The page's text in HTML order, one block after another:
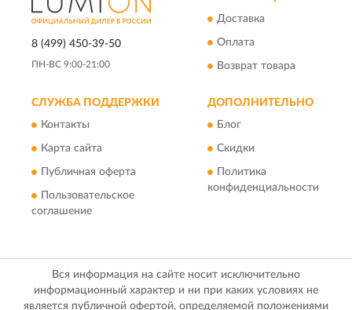
8 (499) 450-39-50
ПН-ВС 9:00-21:00
Доставка
Оплата
Возврат товара
СЛУЖБА ПОДДЕРЖКИ
Контакты
Карта сайта
Публичная оферта
Пользовательское
соглашение
ДОПОЛНИТЕЛЬНО
Блог
Скидки
Политика
конфиденциальности
Вся информация на сайте носит исключительно
информационный характер и ни при каких условиях не
является публичной офертой, определяемой положениями